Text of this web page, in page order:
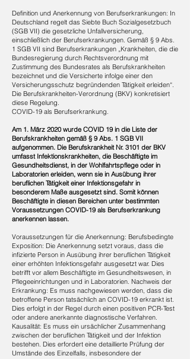
Definition und Anerkennung von Berufserkrankungen: ​In
Deutschland regelt das Siebte Buch Sozialgesetzbuch
(SGB VII) die gesetzliche Unfallversicherung,
einschließlich der Berufserkrankungen. Gemäß § 9 Abs.
1 SGB VII sind Berufserkrankungen „Krankheiten, die die
Bundesregierung durch Rechtsverordnung mit
Zustimmung des Bundesrates als Berufskrankheiten
bezeichnet und die Versicherte infolge einer den
Versicherungsschutz begründenden Tätigkeit erleiden“.
Die Berufskrankheiten-Verordnung (BKV) konkretisiert
diese Regelung.
COVID-19 als Berufserkrankung.
Am 1. März 2020 wurde COVID 19 in die Liste der
Berufskrankheiten gemäß § 9 Abs. 1 SGB VII
aufgenommen. Die Berufskrankheit Nr. 3101 der BKV
umfasst Infektionskrankheiten, die Beschäftigte im
Gesundheitsdienst, in der Wohlfahrtspflege oder in
Laboratorien erleiden, wenn sie in Ausübung ihrer
beruflichen Tätigkeit einer Infektionsgefahr in
besonderem Maße ausgesetzt sind. Somit können
Beschäftigte in diesen Bereichen unter bestimmten
Voraussetzungen COVID-19 als Berufserkrankung
anerkennen lassen.
Voraussetzungen für die Anerkennung: ​Berufsbedingte
Exposition: Die Anerkennung setzt voraus, dass die
infizierte Person in Ausübung ihrer beruflichen Tätigkeit
einer erhöhten Infektionsgefahr ausgesetzt war. Dies
betrifft vor allem Beschäftigte im Gesundheitswesen, in
Pflegeeinrichtungen und in Laboratorien. Nachweis der
Erkrankung: Es muss nachgewiesen werden, dass die
betroffene Person tatsächlich an COVID-19 erkrankt ist.
Dies erfolgt in der Regel durch einen positiven PCR-Test
oder andere anerkannte diagnostische Verfahren.
Kausalität: Es muss ein ursächlicher Zusammenhang
zwischen der beruflichen Tätigkeit und der Infektion
bestehen. Dies erfordert eine detaillierte Prüfung der
Umstände des Einzelfalls, insbesondere der